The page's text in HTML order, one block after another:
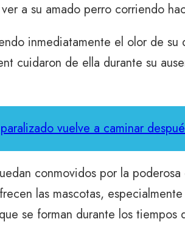
a su amado perro corriendo
inmediatamente el olor de
cuidaron de ella durante su
vuelve a caminar
conmovidos por la
las mascotas,
se forman durante los tiempos